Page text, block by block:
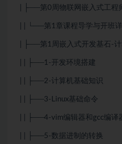
| ├──第0周物联网嵌入式工程
| | └──第1章课程导学与开班
| ├──第1周嵌入式开发基石-
| | ├──1-开发环境搭建
| | ├──2-计算机基础知识
| | ├──3-Linux基础命令
| | ├──4-vim编辑器和gcc编译
| | ├──5-数据进制的转换